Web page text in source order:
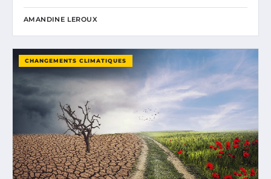
AMANDINE LEROUX
CHANGEMENTS CLIMATIQUES